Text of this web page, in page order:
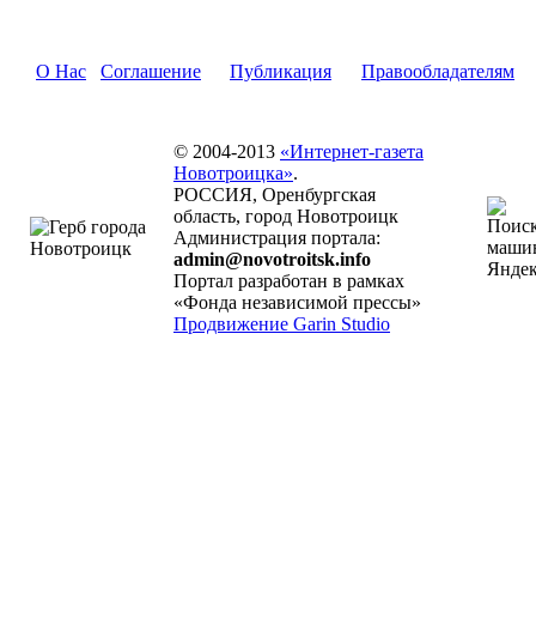
О Нас Соглашение Публикация Правообладателям
© 2004-2013 «Интернет-газета
Новотроицка».
РОССИЯ, Оренбургская
область, город Новотроицк
Администрация портала:
admin@novotroitsk.info
Портал разработан в рамках
«Фонда независимой прессы»
Продвижение Garin Studio